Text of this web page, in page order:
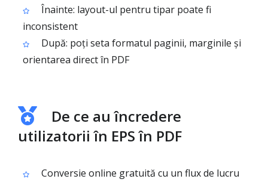
Înainte: layout-ul pentru tipar poate fi
inconsistent
După: poți seta formatul paginii, marginile și
orientarea direct în PDF
De ce au încredere
utilizatorii în EPS în PDF
Conversie online gratuită cu un flux de lucru